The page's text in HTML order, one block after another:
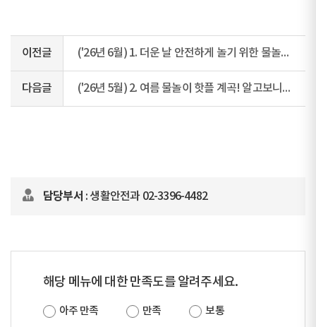
이전글 ('26년 6월) 1. 더운 날 안전하게 놀기 위한 물놀이 안전 행동요령!
다음글 ('26년 5월) 2. 여름 물놀이 핫플 계곡! 알고보니 무법천지
담당부서 : 생활안전과 02-3396-4482
해당 메뉴에 대한 만족도를 알려주세요.
아주 만족 만족
보통